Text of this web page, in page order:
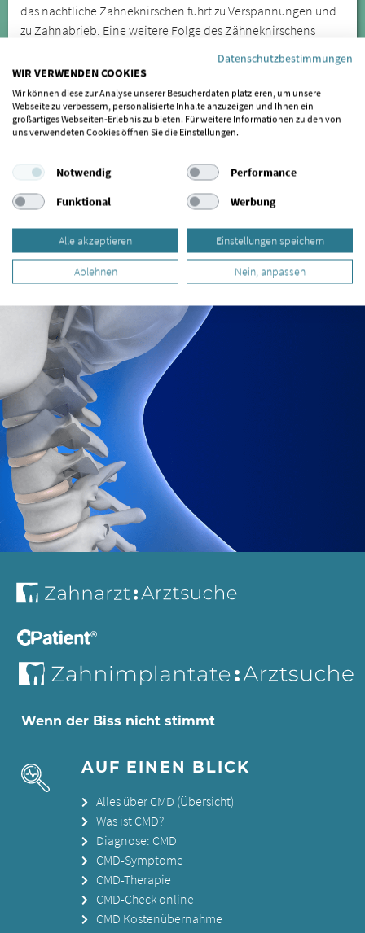
das nächtliche Zähneknirschen führt zu Verspannungen und
zu Zahnabrieb. Eine weitere Folge des Zähneknirschens
Kieferfehlstellungen sind die Ursache für
Kiefergelenkbeschwerden, sie können sich jedoch auch auf
weiter entfernte Körperregionen auswirken. Lassen Sie sich
daher bei wiederkehrenden oder anhaltenden Symptomen
von einem Spezialisten für CMD untersuchen.
Wenn der Biss nicht stimmt
AUF EINEN BLICK
Alles über CMD (Übersicht)
Was ist CMD?
Diagnose: CMD
CMD-Symptome
CMD-Therapie
CMD-Check online
CMD Kostenübernahme
Datenschutzbestimmungen
WIR VERWENDEN COOKIES
Wir können diese zur Analyse unserer Besucherdaten platzieren, um unsere
Webseite zu verbessern, personalisierte Inhalte anzuzeigen und Ihnen ein
großartiges Webseiten-Erlebnis zu bieten. Für weitere Informationen zu den von
uns verwendeten Cookies öffnen Sie die Einstellungen.
Notwendig
Performance
Funktional
Werbung
Alle akzeptieren Einstellungen speichern
Ablehnen Nein, anpassen